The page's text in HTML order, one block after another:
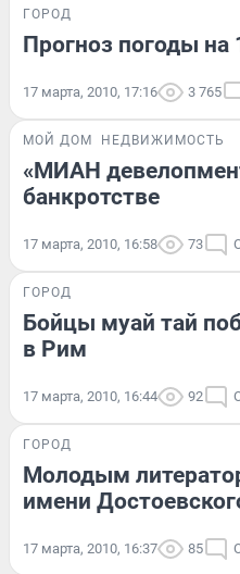
ГОРОД
Прогноз погоды на
17 марта, 2010, 17:16 3 765
МОЙ ДОМ НЕДВИЖИМОСТЬ
«МИАН
банкротстве
17 марта, 2010, 16:58 73
ГОРОД
Бойцы муай тай
в Рим
17 марта, 2010, 16:44 92
ГОРОД
Молодым
имени
17 марта, 2010, 16:37 85